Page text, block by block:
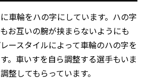
車輪をハの字にしています。ハの字
お互いの腕が挟まらないようにも
ースタイルによって車輪のハの字を
。車いすを自ら調整する選手もいま
整してもらっています。